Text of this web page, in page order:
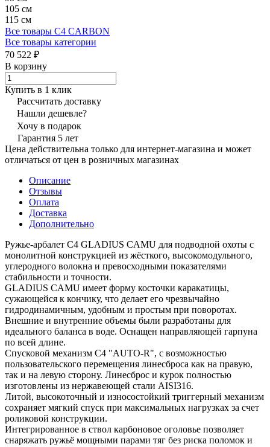
105 см
115 см
Все товары C4 CARBON
Все товары категории
70 522 ₽
В корзину
Купить в 1 клик
Рассчитать доставку
Нашли дешевле?
Хочу в подарок
Гарантия 5 лет
Цена действительна только для интернет-магазина и может
отличаться от цен в розничных магазинах
Описание
Отзывы
Оплата
Доставка
Дополнительно
Ружье-арбалет C4 GLADIUS CAMU для подводной охоты с
монолитной конструкцией из жёсткого, высокомодульного,
углеродного волокна и превосходными показателями
стабильности и точности.
GLADIUS CAMU имеет форму косточки каракатицы,
сужающейся к кончику, что делает его чрезвычайно
гидродинамичным, удобным и простым при поворотах.
Внешние и внутренние объемы были разработаны для
идеального баланса в воде. Оснащен направляющей гарпуна
по всей длине.
Спусковой механизм C4 "AUTO-R", с возможностью
пользовательского перемещения линесброса как на правую,
так и на левую сторону. Линесброс и курок полностью
изготовлены из нержавеющей стали AISI316.
Литой, высокоточный и износостойкий триггерный механизм
сохраняет мягкий спуск при максимальных нагрузках за счет
роликовой конструкции.
Интегрированное в ствол карбоновое оголовье позволяет
снаряжать ружьё мощными парами тяг без риска поломок и